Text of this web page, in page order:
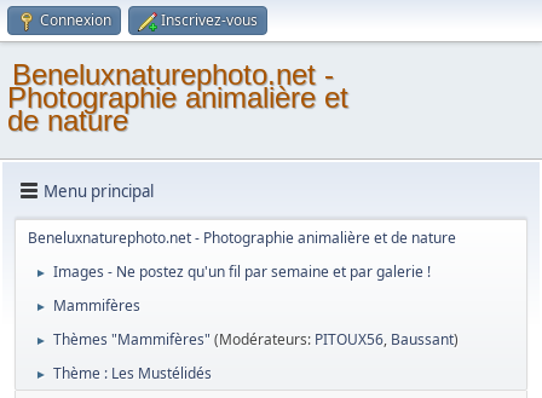
Connexion Inscrivez-vous
Beneluxnaturephoto.net -
Photographie animalière et
de nature
Menu principal
Beneluxnaturephoto.net - Photographie animalière et de nature
► Images - Ne postez qu'un fil par semaine et par galerie !
► Mammifères
► Thèmes "Mammifères" (Modérateurs: PITOUX56, Baussant)
► Thème : Les Mustélidés